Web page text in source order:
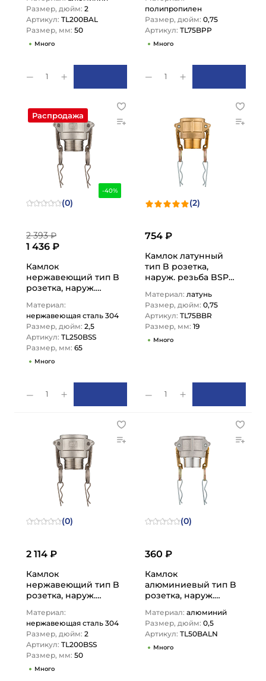
TL200BAL TITAN…
Размер, дюйм: 2
Артикул: TL200BAL
Размер, мм: 50
Много
1
3/4", TL75BPP TITAN…
полипропилен
Размер, дюйм: 0,75
Артикул: TL75BPP
Много
1
-40%
Распродажа
(0)
2 393 ₽
1 436 ₽
Камлок
нержавеющий тип B
розетка, наруж.
AISI304, TL250BSS
TITAN…
Материал:
нержавеющая сталь 304
Размер, дюйм: 2,5
Артикул: TL250BSS
Размер, мм: 65
Много
1
(2)
754 ₽
Камлок латунный
тип B розетка,
наруж. резьба BSP
Материал: латунь
Размер, дюйм: 0,75
Артикул: TL75BBR
Размер, мм: 19
Много
1
(0)
2 114 ₽
Камлок
нержавеющий тип B
розетка, наруж.
AISI304, TL200BSS
TITAN…
Материал:
нержавеющая сталь 304
Размер, дюйм: 2
Артикул: TL200BSS
Размер, мм: 50
Много
(0)
360 ₽
Камлок
алюминиевый тип B
розетка, наруж.
TL50BALN TITAN…
Материал: алюминий
Размер, дюйм: 0,5
Артикул: TL50BALN
Много